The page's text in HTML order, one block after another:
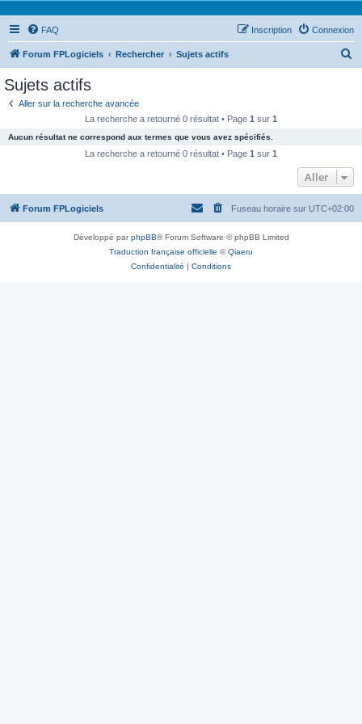
FAQ Connexion
Inscription
Forum FPLogiciels Rechercher Sujets actifs
c
e
Sujets actifs
Aller sur la recherche avancée
La recherche a retourné 0 résultat • Page 1 sur 1
Aucun résultat ne correspond aux termes que vous avez spécifiés.
La recherche a retourné 0 résultat • Page 1 sur 1
Aller
Forum FPLogiciels Fuseau horaire sur UTC+02:00
Développé parphpBB® Forum Software © phpBB Limited
Traduction française officielle ©Qiaeru
Confidentialité | Conditions